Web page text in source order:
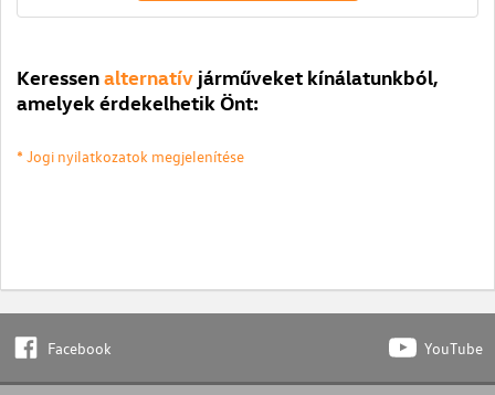
Keressenalternatív járműveket kínálatunkból,
amelyek érdekelhetik Önt:
* Jogi nyilatkozatok megjelenítése
Facebook YouTube